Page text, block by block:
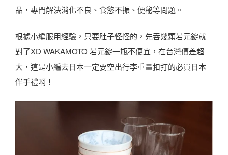
品，專門解決消化不良、食慾不振、便秘等問題。
根據小編服用經驗，只要肚子怪怪的，先吞幾顆若元錠就
對了XD WAKAMOTO 若元錠一瓶不便宜，在台灣價差超
大，這是小編去日本一定要空出行李重量扣打的必買日本
伴手禮啊！